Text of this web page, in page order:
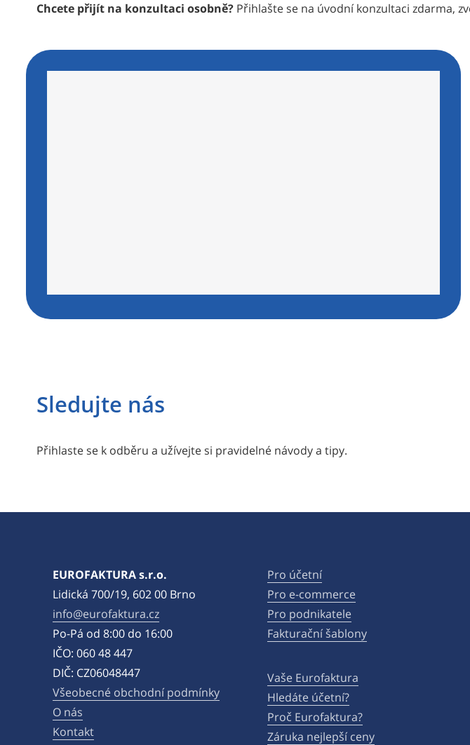
Chcete přijít na konzultaci osobně? Přihlašte se na úvodní konzultaci zdarma,
Sledujte nás
Přihlaste se k odběru a užívejte si pravidelné návody a tipy.
EUROFAKTURA s.r.o.
Lidická 700/19, 602 00 Brno
info@eurofaktura.cz
Po-Pá od 8:00 do 16:00
IČO: 060 48 447
DIČ: CZ06048447
Všeobecné obchodní podmínky
O nás
Kontakt
Pro účetní
Pro e-commerce
Pro podnikatele
Fakturační šablony
Vaše Eurofaktura
Hledáte účetní?
Proč Eurofaktura?
Záruka nejlepší ceny